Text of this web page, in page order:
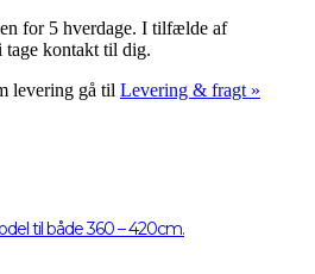
for 5 hverdage. I tilfælde af
kontakt til dig.
levering gå til Levering & fragt »
til både 360 – 420cm.